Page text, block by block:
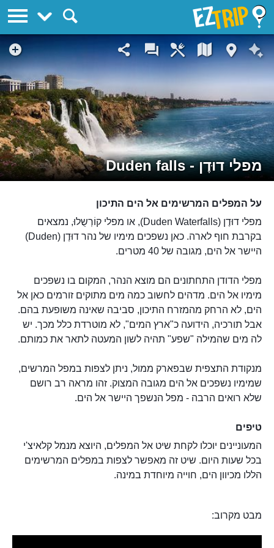
מפלי דוּדֶן - Duden falls
על המפלים המרשימים אל הים התיכון
מפלי דוּדֶן (Duden Waterfalls), או מפלי קוֹרְשֻלוּ, נמצאים
בקרבת חוף לארה. כאן נשפכים מימיו של נהר דוּדֶן (Duden)
היישר אל הים, מגובה של 40 מטרים.
מפלי הדודן התחתונים הם מוצא הנהר, המקום בו נשפכים
מימיו אל הים. מדהים לחשוב כמה מים מתוקים זורמים כאן אל
הים, לא הרחק מהמזרח התיכון, סביבה שאינה משופעת בהם.
אבל תורכיה, הידועה כ"ארץ המים", לא מוטרדת כלל מכך. יש
לה מים שהמילה "שפע" תהיה לשון המעטה לתאר את כמותם.
מנקודת התצפית שבפארק ממול, ניתן לצפות במפל המרשים,
שמימיו נשפכים אל הים מגובה המצוק. זהו מראה רב רושם
שלא רואים הרבה - מפל הנשפך היישר אל הים.
טיפים
המעוניינים יוכלו לקחת שיט אל המפלים, היוצא מנמל קלאיצ'י
בכל שעות היום. שיט זה מאפשר לצפות במפלים המרשימים
הללו מכיוון הים, חוייה מיוחדת במינה.
מבט מקרוב:
EZTrip